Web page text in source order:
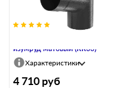
изумруд матовый (RR33)
Характеристики
4 710 руб